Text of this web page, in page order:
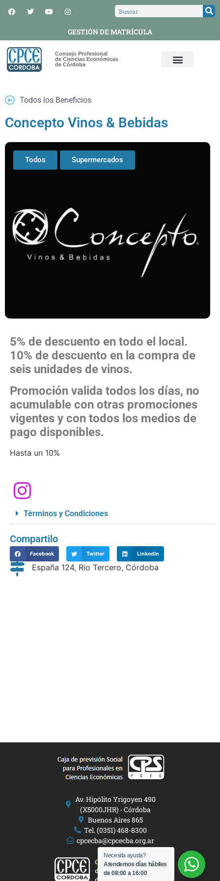
GESTIÓN DE MATRÍCULA
Consejo Profesional
de Ciencias Económicas
de Córdoba
Todos los Beneficios
Concepto Vinos & Bebidas
Todos Supermercados
5% de descuento en todo el local.
10% de descuento en la compra de
seis unidades de vinos.
Promoción valida todos los días, no
acumulable con otras promociones
vigentes y con todos los medios de
pago disponibles.
Hasta un 10%
Términos y Condiciones
Compartilo
Facebook Twitter LinkedIn
España 124, Rio Tercero, Córdoba
Av. Hipólito Yrigoyen 490
(X5000JHR) - Córdoba
Buenos Aires 865
Tel. (0351) 468-8300
cpcecba@cpcecba.org.ar
Necesita ayuda?
Atendemos días hábiles
de 08:00 a 16:00